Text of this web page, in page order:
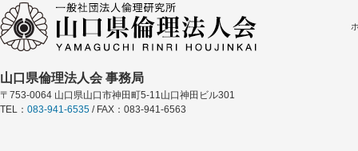
山口県倫理法人会 事務局
〒753-0064 山口県山口市神田町5-11山口神田ビル301
TEL： 083-941-6535 / FAX：083-941-6563